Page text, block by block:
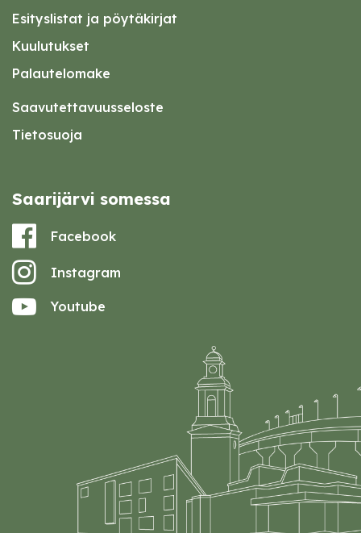
Esityslistat ja pöytäkirjat
Kuulutukset
Palautelomake
Saavutettavuusseloste
Tietosuoja
Saarijärvi somessa
Facebook
Instagram
Youtube